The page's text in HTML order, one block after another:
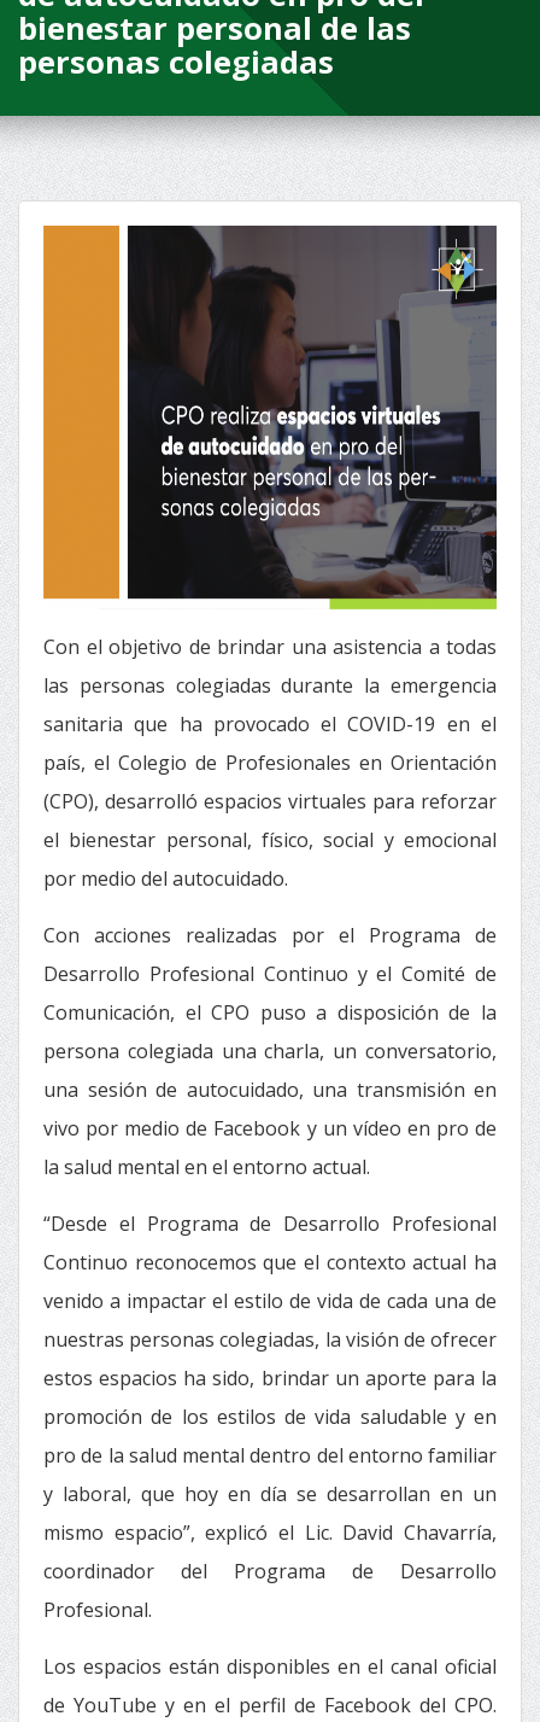
bienestar personal de las
personas colegiadas
Con el objetivo de brindar una asistencia a todas
las personas colegiadas durante la emergencia
sanitaria que ha provocado el COVID-19 en el
país, el Colegio de Profesionales en Orientación
(CPO), desarrolló espacios virtuales para reforzar
el bienestar personal, físico, social y emocional
por medio del autocuidado.
Con acciones realizadas por el Programa de
Desarrollo Profesional Continuo y el Comité de
Comunicación, el CPO puso a disposición de la
persona colegiada una charla, un conversatorio,
una sesión de autocuidado, una transmisión en
vivo por medio de Facebook y un vídeo en pro de
la salud mental en el entorno actual.
“Desde el Programa de Desarrollo Profesional
Continuo reconocemos que el contexto actual ha
venido a impactar el estilo de vida de cada una de
nuestras personas colegiadas, la visión de ofrecer
estos espacios ha sido, brindar un aporte para la
promoción de los estilos de vida saludable y en
pro de la salud mental dentro del entorno familiar
y laboral, que hoy en día se desarrollan en un
mismo espacio”, explicó el Lic. David Chavarría,
coordinador del Programa de Desarrollo
Profesional.
Los espacios están disponibles en el canal oficial
de YouTube y en el perfil de Facebook del CPO.